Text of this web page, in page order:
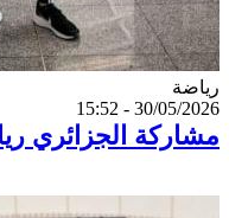
Catégorie
رياضة
30/05/2026 - 15:52
مشاركة الجزائري